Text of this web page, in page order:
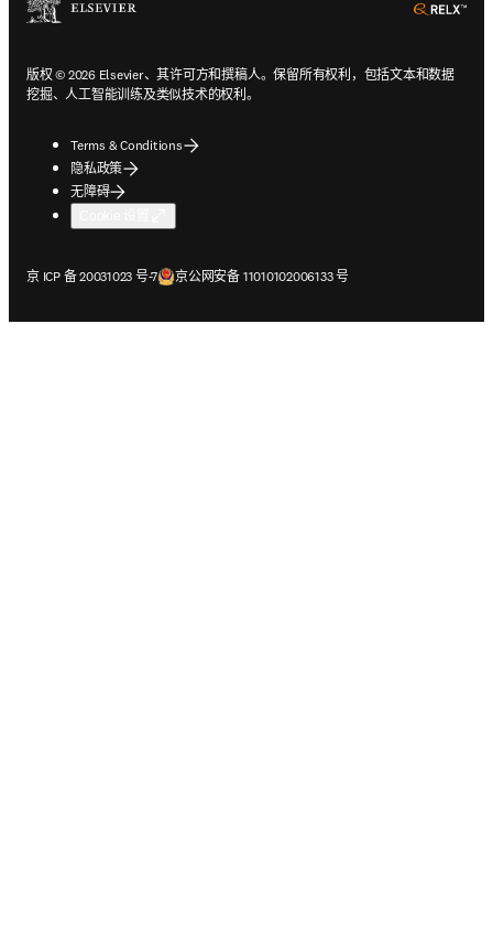
版权 © 2026 Elsevier、其许可方和撰稿人。保留所有权利，包括文本和数据
挖掘、人工智能训练及类似技术的权利。
Terms & Conditions
隐私政策
无障碍
京 ICP 备 20031023 号-7
在新的选项卡/窗口中打开京公网安备 11010102006133 号
在新的选项卡/窗口中打开